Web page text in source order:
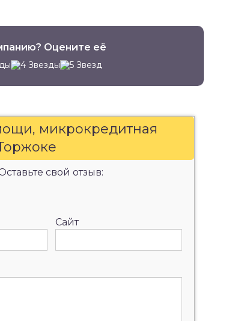
Оцените её
микрокредитная
свой отзыв:
Сайт